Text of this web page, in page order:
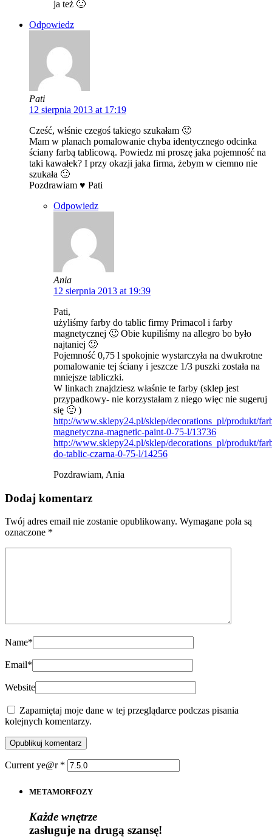
ja też 🙂
Odpowiedz
Pati
12 sierpnia 2013 at 17:19
Cześć, włśnie czegoś takiego szukałam 🙂
Mam w planach pomalowanie chyba identycznego odcinka
ściany farbą tablicową. Powiedz mi proszę jaka pojemność na
taki kawałek? I przy okazji jaka firma, żebym w ciemno nie
szukała 🙂
Pozdrawiam ♥ Pati
Odpowiedz
Ania
12 sierpnia 2013 at 19:39
Pati,
użyliśmy farby do tablic firmy Primacol i farby
magnetycznej 🙂 Obie kupiliśmy na allegro bo było
najtaniej 🙂
Pojemność 0,75 l spokojnie wystarczyła na dwukrotne
pomalowanie tej ściany i jeszcze 1/3 puszki została na
mniejsze tabliczki.
W linkach znajdziesz właśnie te farby (sklep jest
przypadkowy- nie korzystałam z niego więc nie sugeruj
się 🙂 )
http://www.sklepy24.pl/sklep/decorations_pl/produkt/
magnetyczna-magnetic-paint-0-75-l/13736
http://www.sklepy24.pl/sklep/decorations_pl/produkt/
do-tablic-czarna-0-75-l/14256
Pozdrawiam, Ania
Dodaj komentarz
Twój adres email nie zostanie opublikowany. Wymagane pola są
oznaczone *
Name*
Email*
Website
Zapamiętaj moje dane w tej przeglądarce podczas pisania
kolejnych komentarzy.
Current ye@r *
METAMORFOZY
Każde wnętrze
zasługuje na drugą szansę!